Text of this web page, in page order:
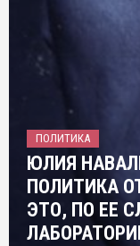
ПОЛИТИКА
ЮЛИЯ
ПОЛИТИКА
ЭТО, ПО ЕЕ